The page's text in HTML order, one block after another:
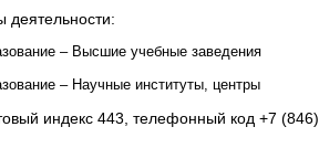
деятельности:
– Высшие учебные заведения
– Научные институты, центры
индекс 443, телефонный код +7 (846)